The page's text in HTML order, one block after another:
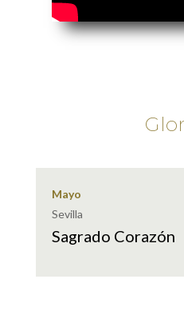
Mayo
Sevilla
Sagrado Corazón